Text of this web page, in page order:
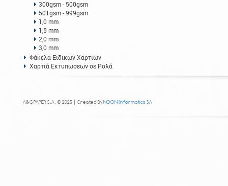
300gsm - 500gsm
501gsm - 999gsm
1,0 mm
1,5 mm
2,0 mm
3,0 mm
Φάκελα Ειδικών Χαρτιών
Χαρτιά Εκτυπώσεων σε Ρολά
A&G PAPER S.A. © 2025 | Created ByNOON Informatics SA